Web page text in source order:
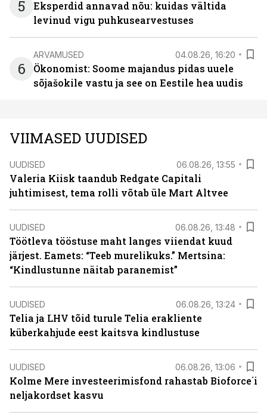
5
Eksperdid annavad nõu: kuidas vältida
levinud vigu puhkusearvestuses
6
ARVAMUSED 04.08.26, 16:20
Ökonomist: Soome majandus pidas uuele
sõjašokile vastu ja see on Eestile hea uudis
VIIMASED UUDISED
UUDISED 06.08.26, 13:55
Valeria Kiisk taandub Redgate Capitali
juhtimisest, tema rolli võtab üle Mart Altvee
UUDISED 06.08.26, 13:48
Töötleva tööstuse maht langes viiendat kuud
järjest. Eamets: “Teeb murelikuks.” Mertsina:
“Kindlustunne näitab paranemist”
UUDISED 06.08.26, 13:24
Telia ja LHV tõid turule Telia erakliente
küberkahjude eest kaitsva kindlustuse
UUDISED 06.08.26, 13:06
Kolme Mere investeerimisfond rahastab Bioforce´i
neljakordset kasvu